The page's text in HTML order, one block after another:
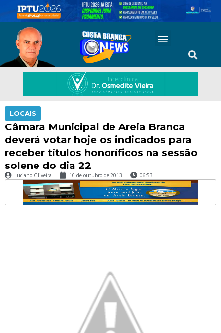
LOCAIS
Câmara Municipal de Areia Branca
deverá votar hoje os indicados para
receber títulos honoríficos na sessão
solene do dia 22
Luciano Oliveira 10 de outubro de 2013 06:53